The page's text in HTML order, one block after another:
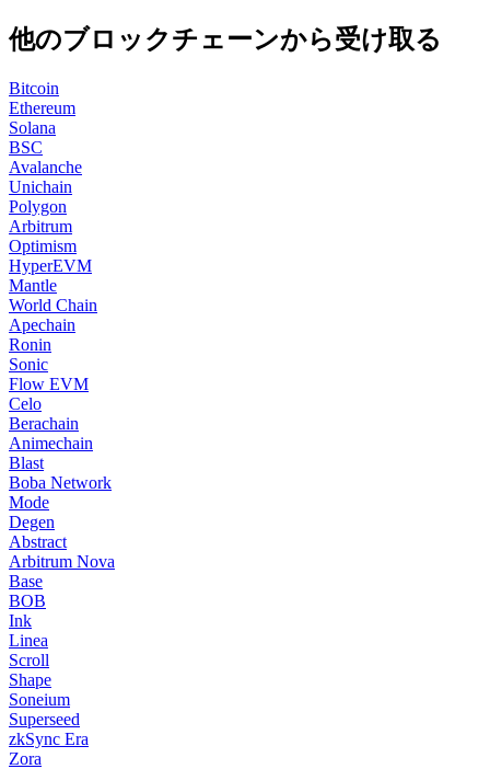
他のブロックチェーンから受け取る
Bitcoin
Ethereum
Solana
BSC
Avalanche
Unichain
Polygon
Arbitrum
Optimism
HyperEVM
Mantle
World Chain
Apechain
Ronin
Sonic
Flow EVM
Celo
Berachain
Animechain
Blast
Boba Network
Mode
Degen
Abstract
Arbitrum Nova
Base
BOB
Ink
Linea
Scroll
Shape
Soneium
Superseed
zkSync Era
Zora